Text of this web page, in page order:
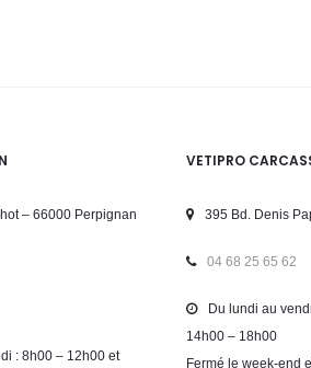
– 66000 Perpignan
: 8h00 – 12h00 et
VETIPRO
395 Bd. Denis
04 68 25 65 62
Du lundi au
14h00 – 18h00
Fermé le week-end